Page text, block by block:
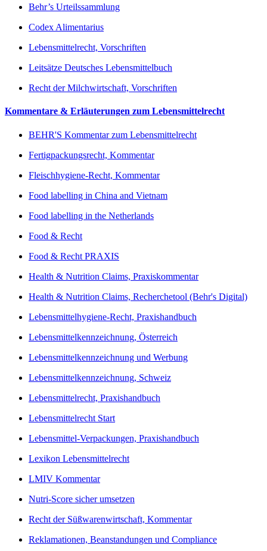
Behr’s Urteilssammlung
Codex Alimentarius
Lebensmittelrecht, Vorschriften
Leitsätze Deutsches Lebensmittelbuch
Recht der Milchwirtschaft, Vorschriften
Kommentare & Erläuterungen zum Lebensmittelrecht
BEHR'S Kommentar zum Lebensmittelrecht
Fertigpackungsrecht, Kommentar
Fleischhygiene-Recht, Kommentar
Food labelling in China and Vietnam
Food labelling in the Netherlands
Food & Recht
Food & Recht PRAXIS
Health & Nutrition Claims, Praxiskommentar
Health & Nutrition Claims, Recherchetool (Behr's Digital)
Lebensmittelhygiene-Recht, Praxishandbuch
Lebensmittelkennzeichnung, Österreich
Lebensmittelkennzeichnung und Werbung
Lebensmittelkennzeichnung, Schweiz
Lebensmittelrecht, Praxishandbuch
Lebensmittelrecht Start
Lebensmittel-Verpackungen, Praxishandbuch
Lexikon Lebensmittelrecht
LMIV Kommentar
Nutri-Score sicher umsetzen
Recht der Süßwarenwirtschaft, Kommentar
Reklamationen, Beanstandungen und Compliance